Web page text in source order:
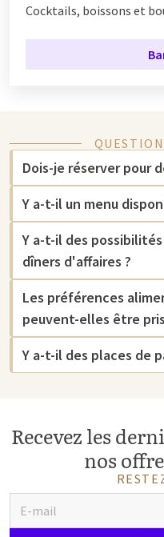
Cocktails, boissons et
Dois-je réserver pour
Y a-t-il un menu
Y a-t-il des
dîners d'affaires ?
Les préférences
peuvent-elles être
Y a-t-il des places de
Recevez les
nos